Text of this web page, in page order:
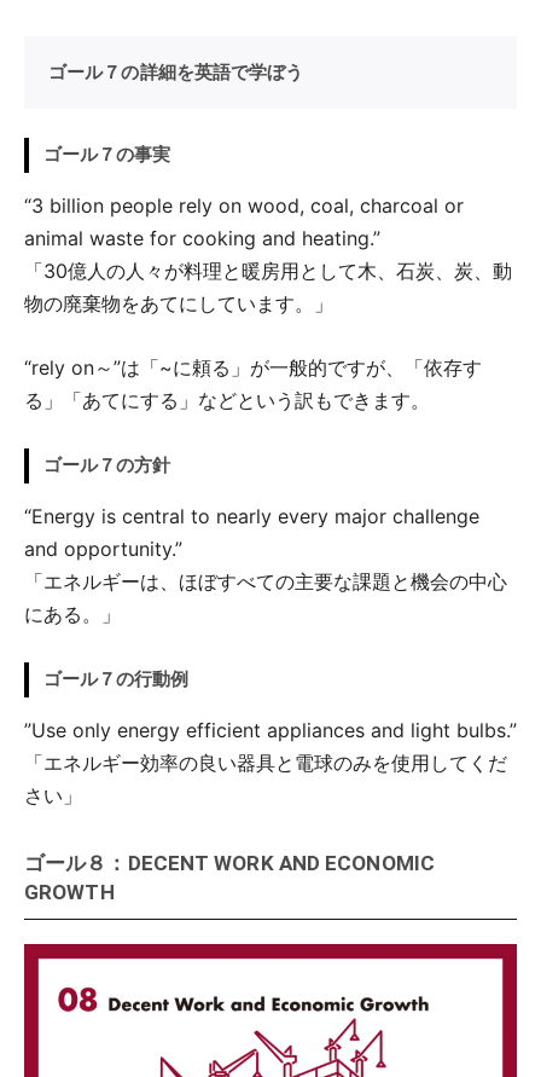
ゴール７の詳細を英語で学ぼう
ゴール７の事実
“3 billion people rely on wood, coal, charcoal or
animal waste for cooking and heating.”
「30億人の人々が料理と暖房用として木、石炭、炭、動
物の廃棄物をあてにしています。」
“rely on～”は「~に頼る」が一般的ですが、「依存す
る」「あてにする」などという訳もできます。
ゴール７の方針
“Energy is central to nearly every major challenge
and opportunity.”
「エネルギーは、ほぼすべての主要な課題と機会の中心
にある。」
ゴール７の行動例
”Use only energy efficient appliances and light bulbs.”
「エネルギー効率の良い器具と電球のみを使用してくだ
さい」
ゴール８：DECENT WORK AND ECONOMIC
GROWTH